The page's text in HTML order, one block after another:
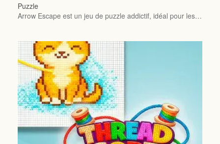
Puzzle
Arrow Escape est un jeu de puzzle addictif, idéal pour les…